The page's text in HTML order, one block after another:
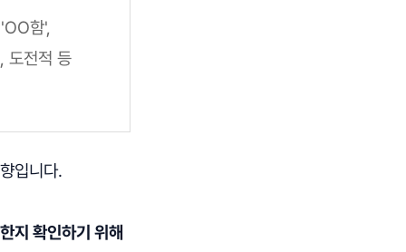
함',
도전적 등
입니다.
지 확인하기 위해